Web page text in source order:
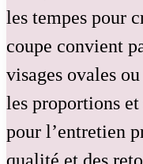
les tempes pour
coupe convient
visages ovales
les proportions
pour l’entretien
qualité et des